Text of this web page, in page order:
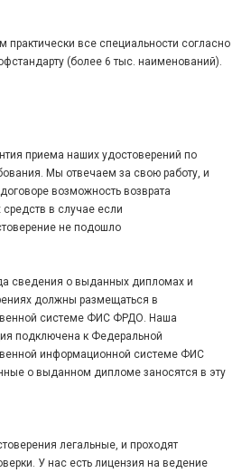
все специальности согласно
(более 6 тыс. наименований).
приема наших удостоверений по
Мы отвечаем за свою работу, и
возможность возврата
в случае если
не подошло
сведения о выданных дипломах и
должны размещаться в
системе ФИС ФРДО. Наша
подключена к Федеральной
информационной системе ФИС
о выданном дипломе заносятся в эту
легальные, и проходят
У нас есть лицензия на ведение